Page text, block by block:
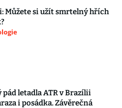
Můžete si užít smrtelný hřích
letadla ATR v Brazílii
i posádka. Závěrečná